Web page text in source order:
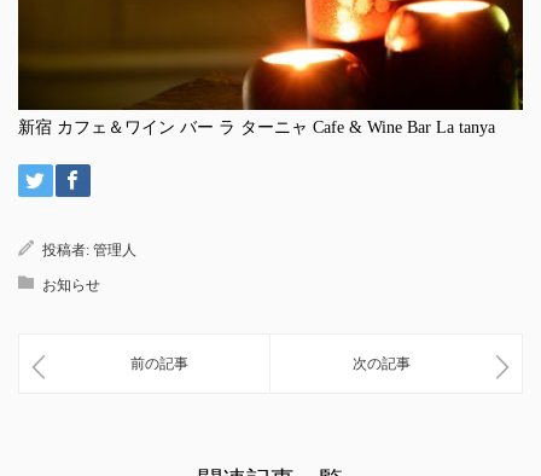
新宿 カフェ＆ワイン バー ラ ターニャ Cafe & Wine Bar La tanya
投稿者: 管理人
お知らせ
前の記事 次の記事